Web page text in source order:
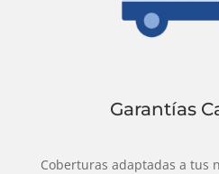
Garantías
Coberturas adaptadas a tus